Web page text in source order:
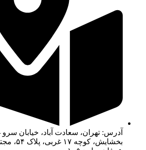
آدرس: تهران، سعادت آباد، خیابان
بخشایش،